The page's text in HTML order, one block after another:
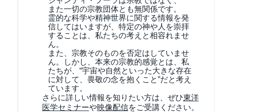
また一切の宗教団体とも無関係です。
霊的な科学や精神世界に関する情報を発
信してはいますが、特定の神や人を崇拝
することは、私たちの考えと相容れませ
ん。
また、宗教そのものを否定はしていませ
ん。しかし、本来の宗教的感覚とは、私
たちが、“宇宙や自然といった大きな存在
に対して、畏敬の念を抱くこと”だと考え
ています。
さらに詳しい情報を知りたい方は、ぜひ東洋
医学セミナーや映像配信をご受講ください。